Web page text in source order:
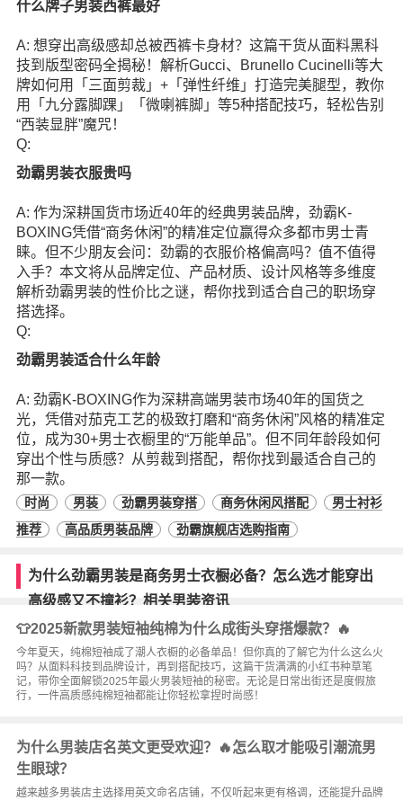
什么牌子男装西裤最好
A: 想穿出高级感却总被西裤卡身材？这篇干货从面料黑科
技到版型密码全揭秘！解析Gucci、Brunello Cucinelli等大
牌如何用「三面剪裁」+「弹性纤维」打造完美腿型，教你
用「九分露脚踝」「微喇裤脚」等5种搭配技巧，轻松告别
“西装显胖”魔咒！
Q:
劲霸男装衣服贵吗
A: 作为深耕国货市场近40年的经典男装品牌，劲霸K-
BOXING凭借“商务休闲”的精准定位赢得众多都市男士青
睐。但不少朋友会问：劲霸的衣服价格偏高吗？值不值得
入手？本文将从品牌定位、产品材质、设计风格等多维度
解析劲霸男装的性价比之谜，帮你找到适合自己的职场穿
搭选择。
Q:
劲霸男装适合什么年龄
A: 劲霸K-BOXING作为深耕高端男装市场40年的国货之
光，凭借对茄克工艺的极致打磨和“商务休闲”风格的精准定
位，成为30+男士衣橱里的“万能单品”。但不同年龄段如何
穿出个性与质感？从剪裁到搭配，帮你找到最适合自己的
那一款。
时尚 男装 劲霸男装穿搭 商务休闲风搭配
男士衬衫
推荐
高品质男装品牌 劲霸旗舰店选购指南
为什么劲霸男装是商务男士衣橱必备？怎么选才能穿出
高级感又不撞衫？相关男装资讯
👕2025新款男装短袖纯棉为什么成街头穿搭爆款？🔥
今年夏天，纯棉短袖成了潮人衣橱的必备单品！但你真的了解它为什么这么火
吗？从面料科技到品牌设计，再到搭配技巧，这篇干货满满的小红书种草笔
记，带你全面解锁2025年最火男装短袖的秘密。无论是日常出街还是度假旅
行，一件高质感纯棉短袖都能让你轻松拿捏时尚感！
为什么男装店名英文更受欢迎？🔥怎么取才能吸引潮流男
生眼球？
越来越多男装店主选择用英文命名店铺，不仅听起来更有格调，还能提升品牌